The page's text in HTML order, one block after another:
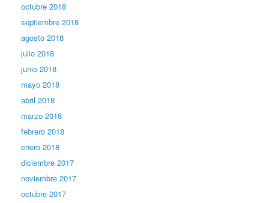
octubre 2018
septiembre 2018
agosto 2018
julio 2018
junio 2018
mayo 2018
abril 2018
marzo 2018
febrero 2018
enero 2018
diciembre 2017
noviembre 2017
octubre 2017